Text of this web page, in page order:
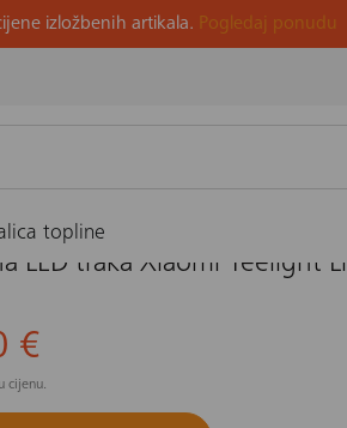
izložbenih artikala. Pogledaj ponudu
topline
LED traka Xiaomi Yeelight
€
cijenu.